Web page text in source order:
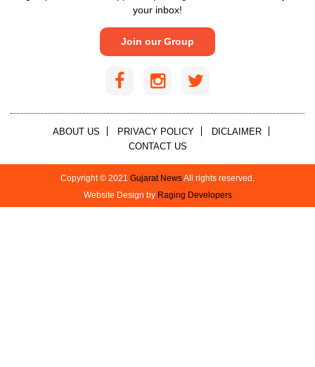
your inbox!
Join our Group
ABOUT US PRIVACY POLICY
DICLAIMER
CONTACT US
Copyright © 2021 Gujarat NewsAll rights reserved.
Website Design by Raging Developers